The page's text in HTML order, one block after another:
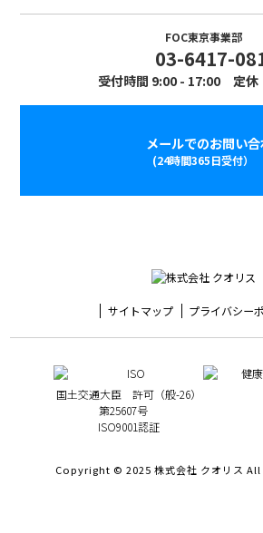
FOC東京事業部
03-6417-
受付時間 9:00 - 17:00 定休
メールでのお問い
(24時間365日受付）
サイトマップ プライバシー
国土交通大臣 許可（般-26）
第25607号
ISO9001認証
Copyright © 2025 株式会社 クオリス